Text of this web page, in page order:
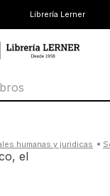
Librería Lerner
humanas y juridicas
el